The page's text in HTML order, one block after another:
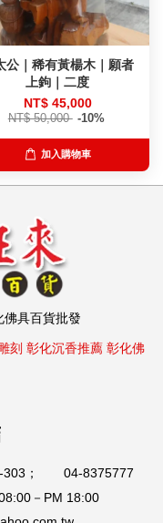
公｜稀有黃楊木｜願者
上鉤｜二度
NT$ 45,000
NT$ 50,000 -10%
加入購物車
具百貨批發
刻 彰化沉香推薦 彰化佛
303； 04-8375777
－PM 18:00